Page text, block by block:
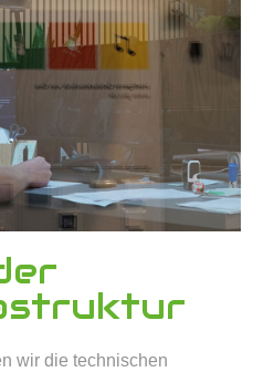
wir die technischen